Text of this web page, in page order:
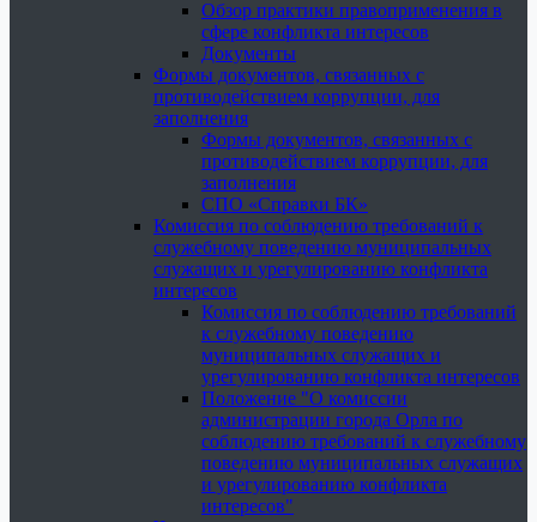
Обзор практики правоприменения в
сфере конфликта интересов
Документы
Формы документов, связанных с
противодействием коррупции, для
заполнения
Формы документов, связанных с
противодействием коррупции, для
заполнения
СПО «Справки БК»
Комиссия по соблюдению требований к
служебному поведению муниципальных
служащих и урегулированию конфликта
интересов
Комиссия по соблюдению требований
к служебному поведению
муниципальных служащих и
урегулированию конфликта интересов
Положение "О комиссии
администрации города Орла по
соблюдению требований к служебному
поведению муниципальных служащих
и урегулированию конфликта
интересов"